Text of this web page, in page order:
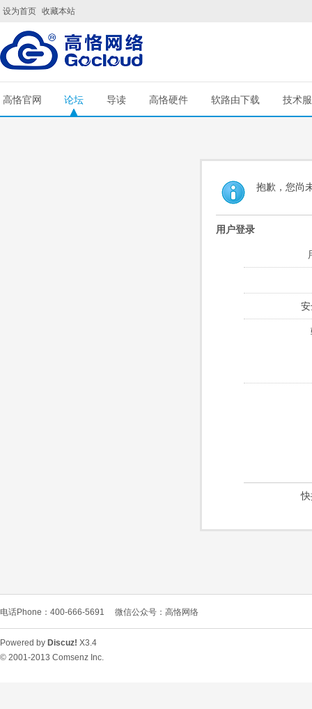
设为首页 收藏本站
高恪官网 论坛 导读 高恪硬件 软路由下载 技术
抱歉，您尚
用户登录
电话Phone：400-666-5691 微信公众号：高恪网络
Powered by Discuz! X3.4
© 2001-2013 Comsenz Inc.